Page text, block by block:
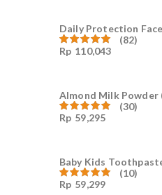
Daily Protection
Dinilai
(82)
Rp 110,043
Almond Milk Powder
Dinilai5.00
(30)
Rp 59,295
Baby Kids
Dinilai5.00
(10)
Rp 59,299